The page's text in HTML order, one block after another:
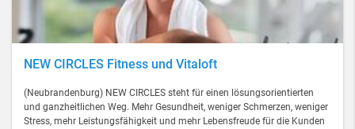
NEW CIRCLES Fitness und Vitaloft
(Neubrandenburg) NEW CIRCLES steht für einen lösungsorientierten
und ganzheitlichen Weg. Mehr Gesundheit, weniger Schmerzen, weniger
Stress, mehr Leistungsfähigkeit und mehr Lebensfreude für die Kunden